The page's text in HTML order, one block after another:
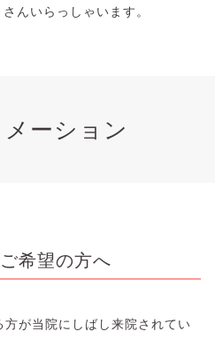
んいらっしゃいます。
ーション
希望の方へ
が当院にしばし来院されてい